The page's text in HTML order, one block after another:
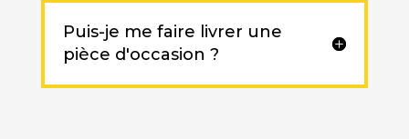
Puis-je me faire livrer une
pièce d'occasion ?